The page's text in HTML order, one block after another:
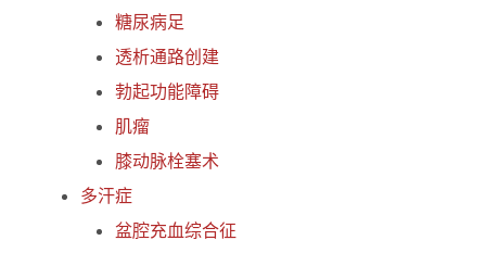
糖尿病足
透析通路创建
勃起功能障碍
肌瘤
膝动脉栓塞术
多汗症
盆腔充血综合征